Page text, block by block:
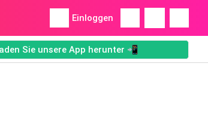
Einloggen
Sie unsere App herunter 📲